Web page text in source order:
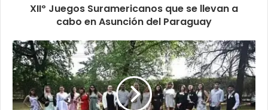
XIIº Juegos Suramericanos que se llevan a
cabo en Asunción del Paraguay